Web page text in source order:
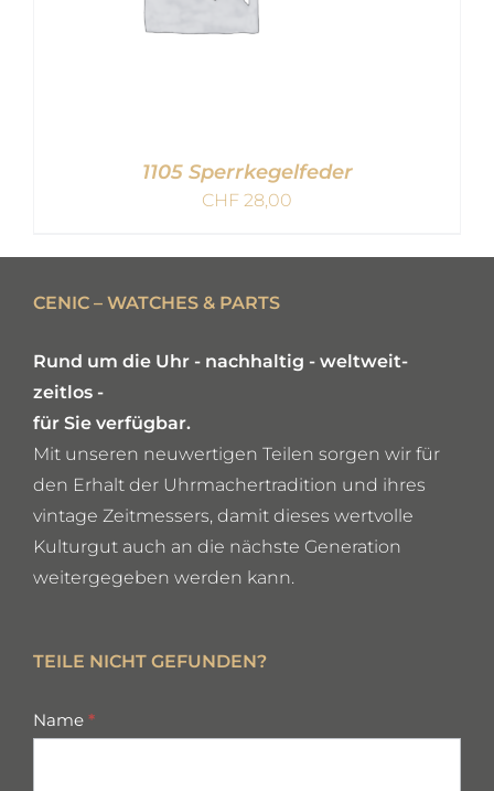
IN DEN WARENKORB
1105 Sperrkegelfeder
CHF 28,00
CENIC – WATCHES & PARTS
Rund um die Uhr - nachhaltig - weltweit-
zeitlos -
für Sie verfügbar.
Mit unseren neuwertigen Teilen sorgen wir für
den Erhalt der Uhrmachertradition und ihres
vintage Zeitmessers, damit dieses wertvolle
Kulturgut auch an die nächste Generation
weitergegeben werden kann.
TEILE NICHT GEFUNDEN?
missing
Name *